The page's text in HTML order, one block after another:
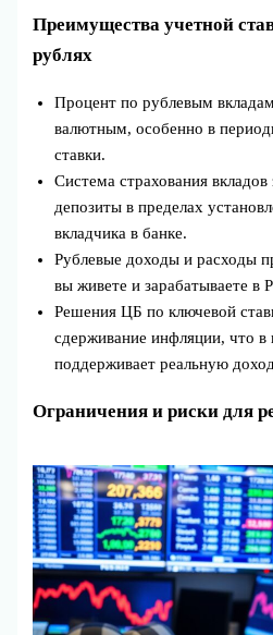
Преимущества учетной
рублях
Процент по рублевым
валютным, особенно в
ставки.
Система страхования
депозиты в пределах
вкладчика в банке.
Рублевые доходы и расходы
вы живете и зарабатываете в
Решения ЦБ по ключевой
сдерживание инфляции, что в
поддерживает реальную
Ограничения и риски для